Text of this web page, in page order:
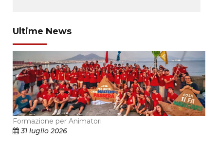
Ultime News
Formazione per Animatori
31 luglio 2026